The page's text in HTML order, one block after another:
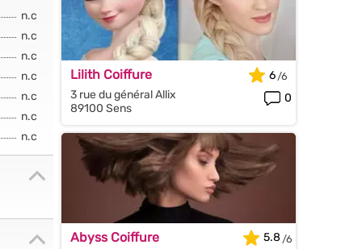
n.c
n.c
n.c
n.c
n.c
n.c
n.c
Lilith Coiffure
3 rue du général Allix
89100 Sens
6
0
Abyss Coiffure 5.8